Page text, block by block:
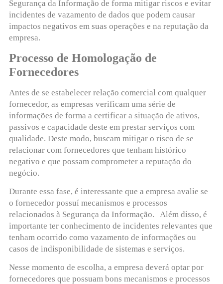
Segurança da Informação de forma mitigar riscos e evitar
incidentes de vazamento de dados que podem causar
impactos negativos em suas operações e na reputação da
empresa.
Processo de Homologação de
Fornecedores
Antes de se estabelecer relação comercial com qualquer
fornecedor, as empresas verificam uma série de
informações de forma a certificar a situação de ativos,
passivos e capacidade deste em prestar serviços com
qualidade. Deste modo, buscam mitigar o risco de se
relacionar com fornecedores que tenham histórico
negativo e que possam comprometer a reputação do
negócio.
Durante essa fase, é interessante que a empresa avalie se
o fornecedor possuí mecanismos e processos
relacionados à Segurança da Informação. Além disso, é
importante ter conhecimento de incidentes relevantes que
tenham ocorrido como vazamento de informações ou
casos de indisponibilidade de sistemas e serviços.
Nesse momento de escolha, a empresa deverá optar por
fornecedores que possuam bons mecanismos e processos